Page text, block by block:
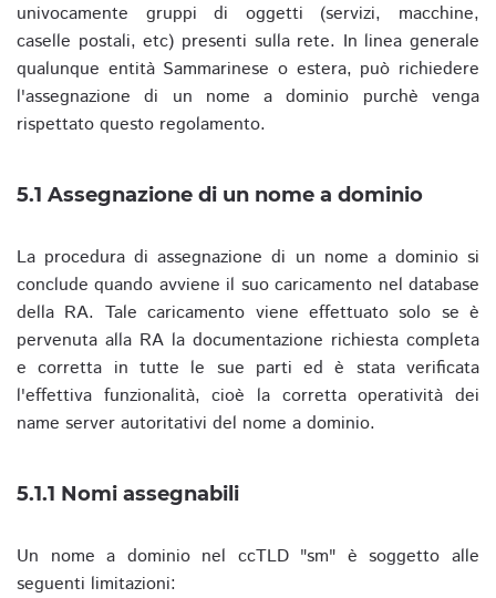
univocamente gruppi di oggetti (servizi, macchine,
caselle postali, etc) presenti sulla rete. In linea generale
qualunque entità Sammarinese o estera, può richiedere
l'assegnazione di un nome a dominio purchè venga
rispettato questo regolamento.
5.1 Assegnazione di un nome a dominio
La procedura di assegnazione di un nome a dominio si
conclude quando avviene il suo caricamento nel database
della RA. Tale caricamento viene effettuato solo se è
pervenuta alla RA la documentazione richiesta completa
e corretta in tutte le sue parti ed è stata verificata
l'effettiva funzionalità, cioè la corretta operatività dei
name server autoritativi del nome a dominio.
5.1.1 Nomi assegnabili
Un nome a dominio nel ccTLD "sm" è soggetto alle
seguenti limitazioni: